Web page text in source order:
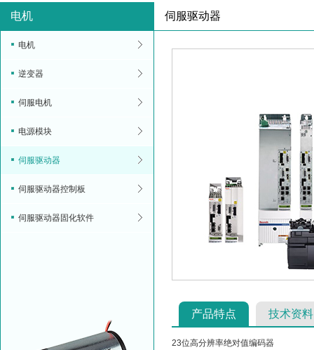
电机
电机
逆变器
伺服电机
电源模块
伺服驱动器
伺服驱动器控制板
伺服驱动器固化软件
伺服驱动器
产品特点 技术资料
23位高分辨率绝对值编码器